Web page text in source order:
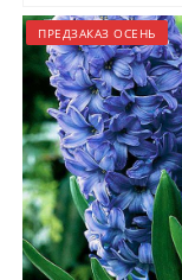
ПРЕДЗАКАЗ ОСЕНЬ